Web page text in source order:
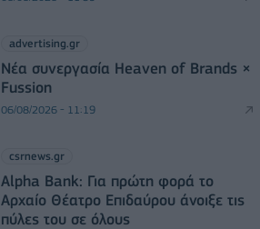
advertising.gr
Νέα συνεργασία Heaven of Brands ×
Fussion
06/08/2026 - 11:19
csrnews.gr
Alpha Bank: Για πρώτη φορά το
Αρχαίο Θέατρο Επιδαύρου άνοιξε τις
πύλες του σε όλους